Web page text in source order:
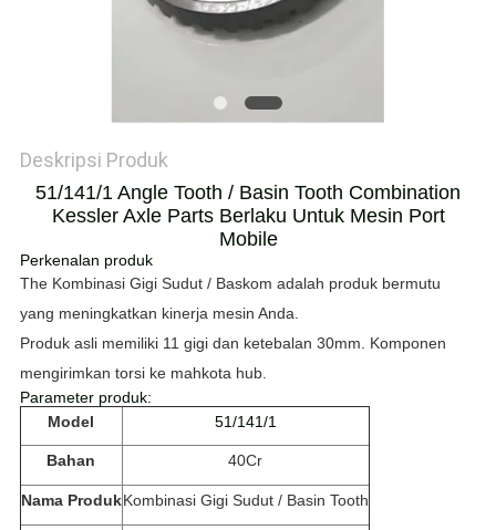
Deskripsi Produk
51/141/1 Angle Tooth / Basin Tooth Combination
Kessler Axle Parts Berlaku Untuk Mesin Port
Mobile
Perkenalan produk
The Kombinasi Gigi Sudut / Baskom adalah produk bermutu
yang meningkatkan kinerja mesin Anda.
Produk asli memiliki 11 gigi dan ketebalan 30mm. Komponen
mengirimkan torsi ke mahkota hub.
Parameter produk:
Model
51/141/1
Bahan 40Cr
Nama ProdukKombinasi Gigi Sudut / Basin Tooth